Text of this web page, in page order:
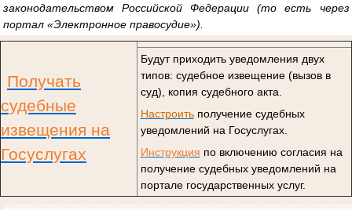
законодательством Российской Федерации (то есть через
портал «Электронное правосудие»).
Получать
судебные
извещения на
Госуслугах
Будут приходить уведомления двух
типов: судебное извещение (вызов в
суд), копия судебного акта.
Настроитьполучение судебных
уведомлений на Госуслугах.
Инструкция по включению согласия на
получение судебных уведомлений на
портале государственных услуг.